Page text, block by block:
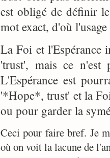
est obligé de définir
mot exact, d'où
La Foi et l'Espérance
'trust', mais ce n'est
L'Espérance est
'*Hope*, trust' et la
ou pour garder la
Ceci pour faire bref. Je
où on voit la lacune de